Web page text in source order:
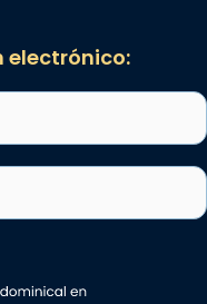
electrónico: